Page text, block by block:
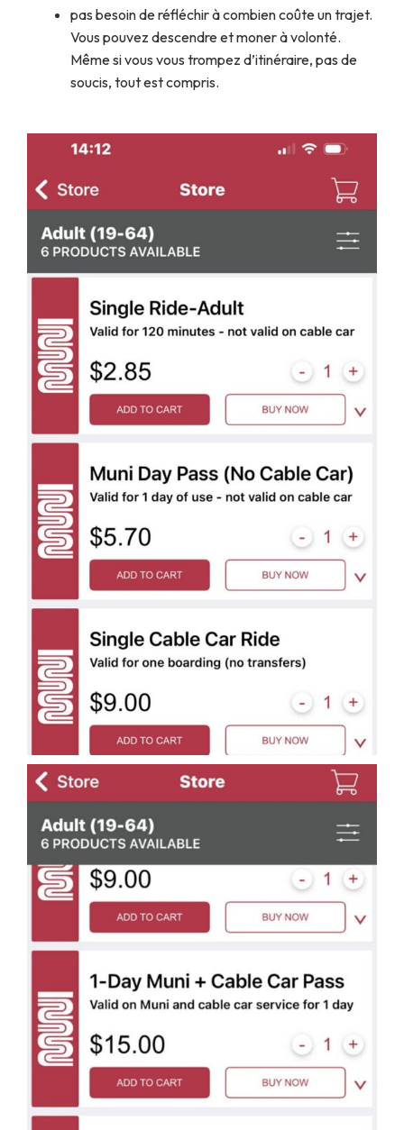
pas besoin de réfléchir à combien coûte un trajet.
Vous pouvez descendre et moner à volonté.
Même si vous vous trompez d’itinéraire, pas de
soucis, tout est compris.